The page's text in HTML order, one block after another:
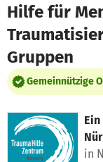
Hilfe für
Gruppen
Gemeinnützige
in